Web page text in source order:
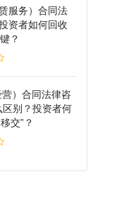
服务）合同法
资者如何回收
？
）合同法律咨
别？投资者何
交”？